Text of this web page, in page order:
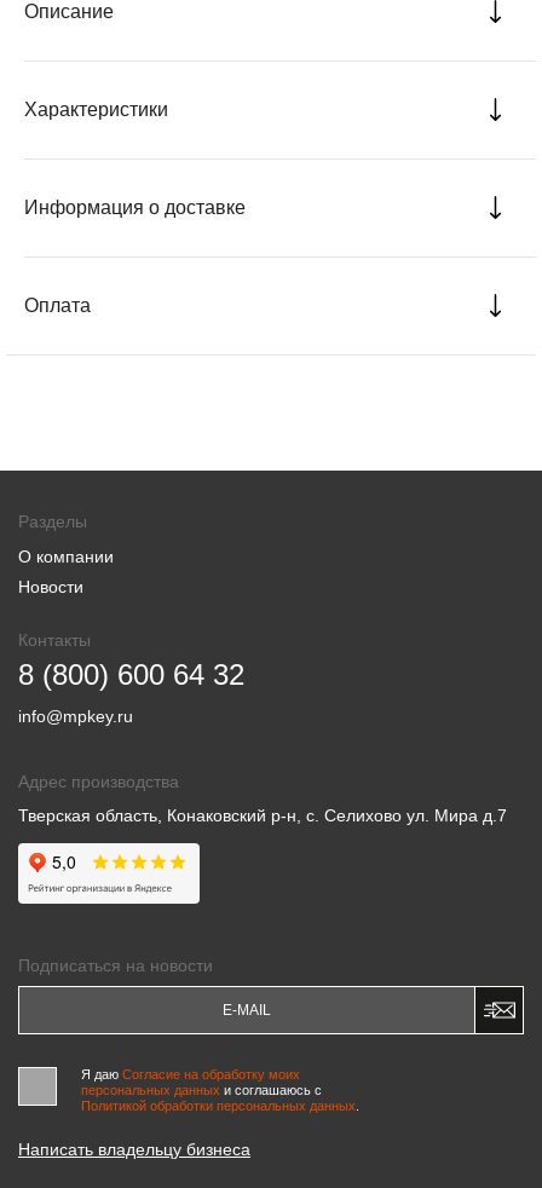
Описание
Характеристики
Информация о доставке
Оплата
Разделы
О компании
Новости
Контакты
8 (800) 600 64 32
info@mpkey.ru
Адрес производства
Тверская область, Конаковский р-н, с. Селихово ул. Мира д.7
Подписаться на новости
Я даю Согласие на обработку моих
персональных данных и соглашаюсь c
Политикой обработки персональных данных
Написать владельцу бизнеса